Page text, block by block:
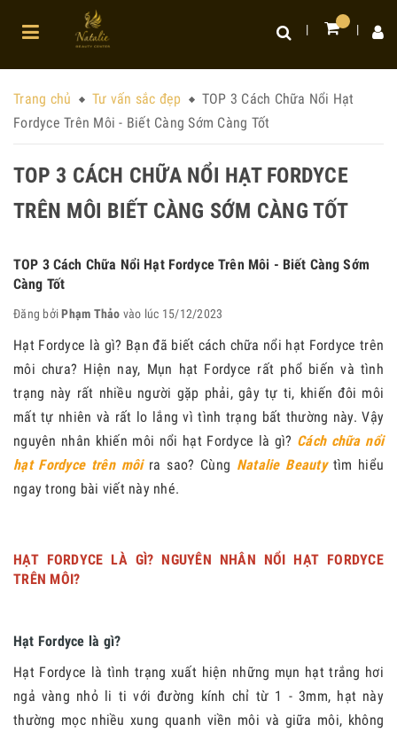
Trang chủ Tư vấn sắc đẹp
TOP 3 Cách Chữa Nổi Hạt
Fordyce Trên Môi - Biết Càng Sớm Càng Tốt
TOP 3 CÁCH CHỮA NỔI HẠT FORDYCE
TRÊN MÔI BIẾT CÀNG SỚM CÀNG TỐT
TOP 3 Cách Chữa Nổi Hạt Fordyce Trên Môi - Biết Càng Sớm
Càng Tốt
Đăng bởiPhạm Thảo vào lúc 15/12/2023
Hạt Fordyce là gì? Bạn đã biết cách chữa nổi hạt Fordyce trên
môi chưa? Hiện nay, Mụn hạt Fordyce rất phổ biến và tình
trạng này rất nhiều người gặp phải, gây tự ti, khiến đôi môi
mất tự nhiên và rất lo lắng vì tình trạng bất thường này. Vậy
nguyên nhân khiến môi nổi hạt Fordyce là gì? Cách chữa nổi
hạt Fordyce trên môi ra sao? Cùng Natalie Beautytìm hiểu
ngay trong bài viết này nhé.
HẠT FORDYCE LÀ GÌ? NGUYÊN NHÂN NỔI HẠT FORDYCE
TRÊN MÔI?
Hạt Fordyce là gì?
Hạt Fordyce là tình trạng xuất hiện những mụn hạt trắng hơi
ngả vàng nhỏ li ti với đường kính chỉ từ 1 - 3mm, hạt này
thường mọc nhiều xung quanh viền môi và giữa môi, không